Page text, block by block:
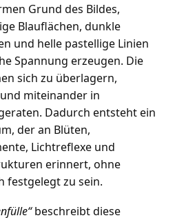
Grund des Bildes,
Blauflächen, dunkle
und helle pastellige Linien
Spannung erzeugen. Die
sich zu überlagern,
miteinander in
Dadurch entsteht ein
der an Blüten,
Lichtreflexe und
erinnert, ohne
festgelegt zu sein.
beschreibt diese